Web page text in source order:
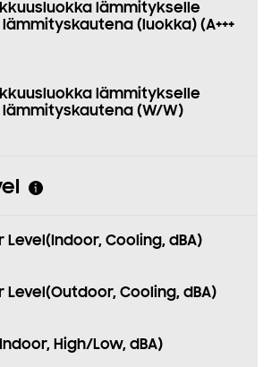
lämmitykselle
(luokka) (A+++
lämmitykselle
lämmityskautena (W/W)
Level(Indoor, Cooling, dBA)
Level(Outdoor, Cooling, dBA)
High/Low, dBA)